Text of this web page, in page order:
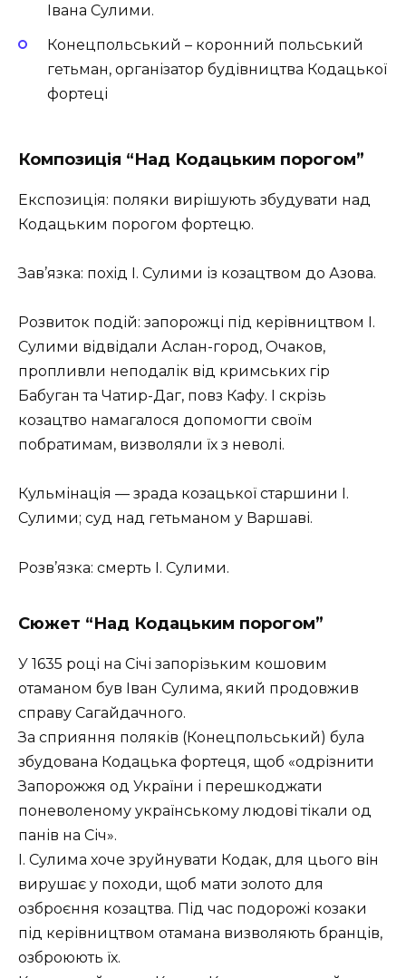
Івана Сулими.
Конецпольський – коронний польський
гетьман, організатор будівництва Кодацької
фортеці
Композиція “Над Кодацьким порогом”
Експозиція: поляки вирішують збудувати над
Кодацьким порогом фортецю.
Зав’язка: похід І. Сулими із козацтвом до Азова.
Розвиток подій: запорожці під керівництвом І.
Сулими відвідали Аслан-город, Очаков,
пропливли неподалік від кримських гір
Бабуган та Чатир-Даг, повз Кафу. І скрізь
козацтво намагалося допомогти своїм
побратимам, визволяли їх з неволі.
Кульмінація — зрада козацької старшини І.
Сулими; суд над гетьманом у Варшаві.
Розв’язка: смерть І. Сулими.
Сюжет “Над Кодацьким порогом”
У 1635 році на Січі запорізьким кошовим
отаманом був Іван Сулима, який продовжив
справу Сагайдачного.
За сприяння поляків (Конецпольський) була
збудована Кодацька фортеця, щоб «одрізнити
Запорожжя од України і перешкоджати
поневоленому українському людові тікали од
панів на Січ».
І. Сулима хоче зруйнувати Кодак, для цього він
вирушає у походи, щоб мати золото для
озброєння козацтва. Під час подорожі козаки
під керівництвом отамана визволяють бранців,
озброюють їх.